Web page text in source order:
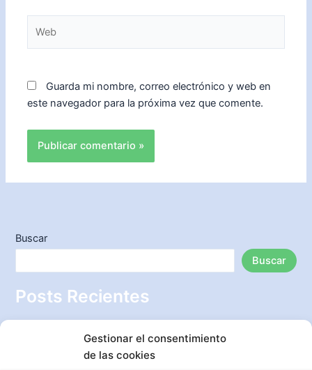
Gestionar el consentimiento
de las cookies
Guarda mi nombre, correo electrónico y web en
este navegador para la próxima vez que comente.
Buscar
Buscar
Posts Recientes
creativa y lucirte esta temporada